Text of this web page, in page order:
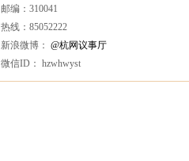
邮编：310041
热线：85052222
新浪微博： @杭网议事厅
微信ID： hzwhwyst